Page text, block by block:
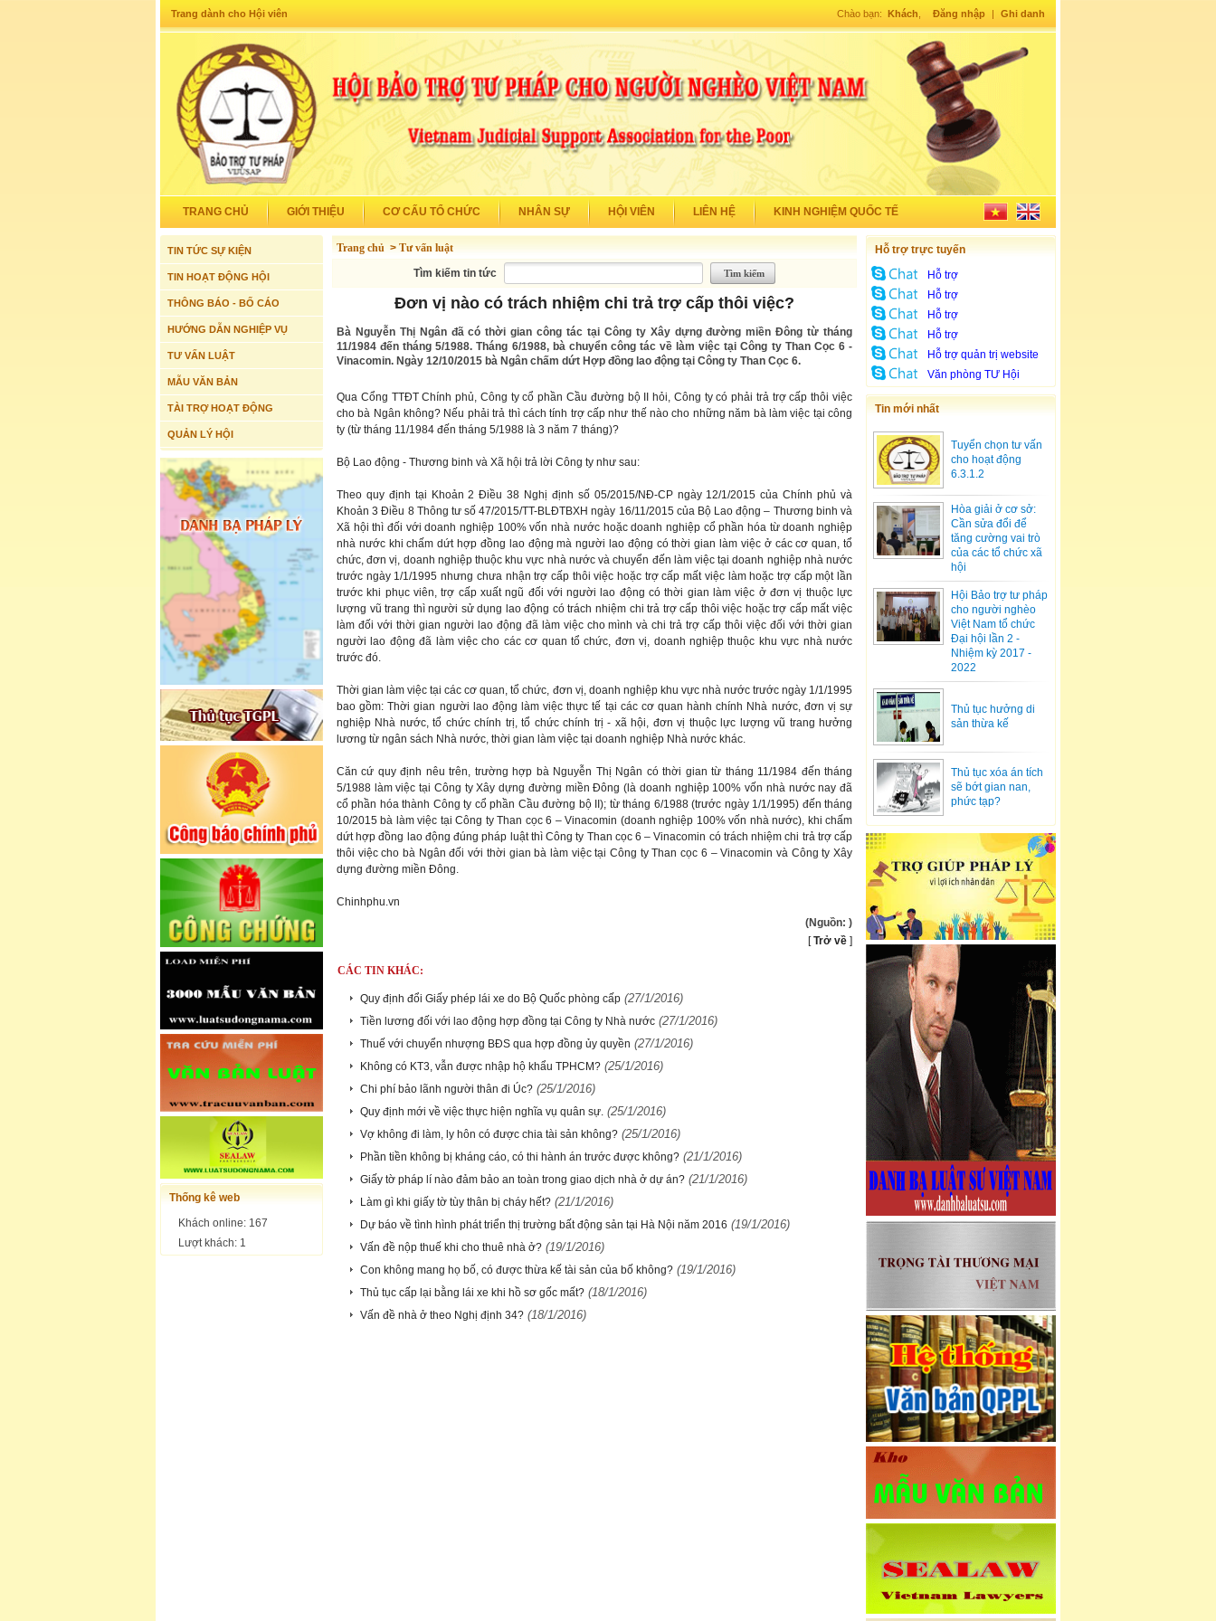
Trang dành cho Hội viên Chào bạn: Khách Đăng nhập | Ghi danh
TRANG CHỦ GIỚI THIỆU CƠ CẤU TỔ CHỨC NHÂN SỰ HỘI VIÊN LIÊN HỆ KINH NGHIỆM QUỐC TẾ
TIN TỨC SỰ KIỆN
TIN HOẠT ĐỘNG HỘI
THÔNG BÁO - BỐ CÁO
HƯỚNG DẪN NGHIỆP VỤ
TƯ VẤN LUẬT
MẪU VĂN BẢN
TÀI TRỢ HOẠT ĐỘNG
QUẢN LÝ HỘI
Thống kê web
Khách online: 167
Lượt khách: 1
Trang chủ > Tư vấn luật
Tìm kiếm tin tức
Đơn vị nào có trách nhiệm chi trả trợ cấp thôi việc?
Bà Nguyễn Thị Ngân đã có thời gian công tác tại Công ty Xây dựng đường miền Đông từ tháng
11/1984 đến tháng 5/1988. Tháng 6/1988, bà chuyển công tác về làm việc tại Công ty Than Cọc 6 -
Vinacomin. Ngày 12/10/2015 bà Ngân chấm dứt Hợp đồng lao động tại Công ty Than Cọc 6.
Qua Cổng TTĐT Chính phủ, Công ty cổ phần Cầu đường bộ II hỏi, Công ty có phải trả trợ cấp thôi việc
cho bà Ngân không? Nếu phải trả thì cách tính trợ cấp như thế nào cho những năm bà làm việc tại công
ty (từ tháng 11/1984 đến tháng 5/1988 là 3 năm 7 tháng)?
Bộ Lao động - Thương binh và Xã hội trả lời Công ty như sau:
Theo quy định tại Khoản 2 Điều 38 Nghị định số 05/2015/NĐ-CP ngày 12/1/2015 của Chính phủ và
Khoản 3 Điều 8 Thông tư số 47/2015/TT-BLĐTBXH ngày 16/11/2015 của Bộ Lao động – Thương binh và
Xã hội thì đối với doanh nghiệp 100% vốn nhà nước hoặc doanh nghiệp cổ phần hóa từ doanh nghiệp
nhà nước khi chấm dứt hợp đồng lao động mà người lao động có thời gian làm việc ở các cơ quan, tổ
chức, đơn vị, doanh nghiệp thuộc khu vực nhà nước và chuyển đến làm việc tại doanh nghiệp nhà nước
trước ngày 1/1/1995 nhưng chưa nhận trợ cấp thôi việc hoặc trợ cấp mất việc làm hoặc trợ cấp một lần
trước khi phục viên, trợ cấp xuất ngũ đối với người lao động có thời gian làm việc ở đơn vị thuộc lực
lượng vũ trang thì người sử dụng lao động có trách nhiệm chi trả trợ cấp thôi việc hoặc trợ cấp mất việc
làm đối với thời gian người lao động đã làm việc cho mình và chi trả trợ cấp thôi việc đối với thời gian
người lao động đã làm việc cho các cơ quan tổ chức, đơn vị, doanh nghiệp thuộc khu vực nhà nước
trước đó.
Thời gian làm việc tại các cơ quan, tổ chức, đơn vị, doanh nghiệp khu vực nhà nước trước ngày 1/1/1995
bao gồm: Thời gian người lao động làm việc thực tế tại các cơ quan hành chính Nhà nước, đơn vị sự
nghiệp Nhà nước, tổ chức chính trị, tổ chức chính trị - xã hội, đơn vị thuộc lực lượng vũ trang hưởng
lương từ ngân sách Nhà nước, thời gian làm việc tại doanh nghiệp Nhà nước khác.
Căn cứ quy định nêu trên, trường hợp bà Nguyễn Thị Ngân có thời gian từ tháng 11/1984 đến tháng
5/1988 làm việc tại Công ty Xây dựng đường miền Đông (là doanh nghiệp 100% vốn nhà nước nay đã
cổ phần hóa thành Công ty cổ phần Cầu đường bộ II); từ tháng 6/1988 (trước ngày 1/1/1995) đến tháng
10/2015 bà làm việc tại Công ty Than cọc 6 – Vinacomin (doanh nghiệp 100% vốn nhà nước), khi chấm
dứt hợp đồng lao động đúng pháp luật thì Công ty Than cọc 6 – Vinacomin có trách nhiệm chi trả trợ cấp
thôi việc cho bà Ngân đối với thời gian bà làm việc tại Công ty Than cọc 6 – Vinacomin và Công ty Xây
dựng đường miền Đông.
Chinhphu.vn
(Nguồn: )
[Trở về ]
CÁC TIN KHÁC:
Quy định đổi Giấy phép lái xe do Bộ Quốc phòng cấp (27/1/2016)
Tiền lương đối với lao động hợp đồng tại Công ty Nhà nước (27/1/2016)
Thuế với chuyển nhượng BĐS qua hợp đồng ủy quyền (27/1/2016)
Không có KT3, vẫn được nhập hộ khẩu TPHCM? (25/1/2016)
Chi phí bảo lãnh người thân đi Úc? (25/1/2016)
Quy định mới về việc thực hiện nghĩa vụ quân sự. (25/1/2016)
Vợ không đi làm, ly hôn có được chia tài sản không? (25/1/2016)
Phần tiền không bị kháng cáo, có thi hành án trước được không? (21/1/2016)
Giấy tờ pháp lí nào đảm bảo an toàn trong giao dịch nhà ở dự án? (21/1/2016)
Làm gì khi giấy tờ tùy thân bị cháy hết? (21/1/2016)
Dự báo về tình hình phát triển thị trường bất động sản tại Hà Nội năm 2016 (19/1/2016)
Vấn đề nộp thuế khi cho thuê nhà ở? (19/1/2016)
Con không mang họ bố, có được thừa kế tài sản của bố không? (19/1/2016)
Thủ tục cấp lại bằng lái xe khi hồ sơ gốc mất? (18/1/2016)
Vấn đề nhà ở theo Nghị định 34? (18/1/2016)
Hỗ trợ trực tuyến
Hỗ trợ
Hỗ trợ
Hỗ trợ
Hỗ trợ
Hỗ trợ quản trị website
Văn phòng TƯ Hội
Tin mới nhất
Tuyển chọn tư vấn
cho hoạt động
6.3.1.2
Hòa giải ở cơ sở:
Cần sửa đổi để
tăng cường vai trò
của các tổ chức xã
hội
Hội Bảo trợ tư pháp
cho người nghèo
Việt Nam tổ chức
Đại hội lần 2 -
Nhiệm kỳ 2017 -
2022
Thủ tục hưởng di
sản thừa kế
Thủ tục xóa án tích
sẽ bớt gian nan,
phức tạp?